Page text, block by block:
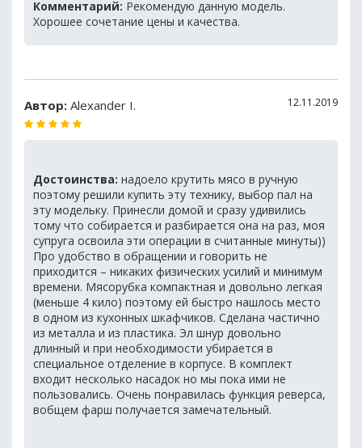
Комментарий: Рекомендую данную модель.
Хорошее сочетание цены и качества.
Автор: Alexander I. 12.11.2019
Достоинства: надоело крутить мясо в ручную
поэтому решили купить эту технику, выбор пал на
эту модельку. Принесли домой и сразу удивились
тому что собирается и разбирается она на раз, моя
супруга освоила эти операции в считанные минуты))
Про удобство в обращении и говорить не
приходится – никаких физических усилий и минимум
времени. Мясорубка компактная и довольно легкая
(меньше 4 кило) поэтому ей быстро нашлось место
в одном из кухонных шкафчиков. Сделана частично
из металла и из пластика. Эл шнур довольно
длинный и при необходимости убирается в
специальное отделение в корпусе. В комплект
входит несколько насадок но мы пока ими не
пользовались. Очень понравилась функция реверса,
вобщем фарш получается замечательный.